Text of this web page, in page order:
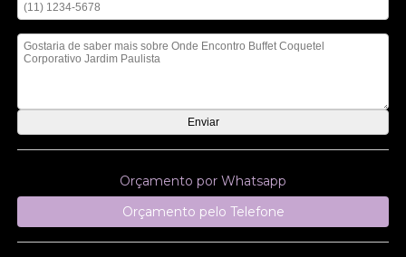
Orçamento por Whatsapp
Orçamento pelo Telefone